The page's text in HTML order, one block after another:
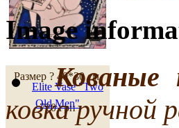
Размер ? 40*30 см.
720 грн
Elite Vase "Two
Old Men"
Image
Кованые
ковка ручной